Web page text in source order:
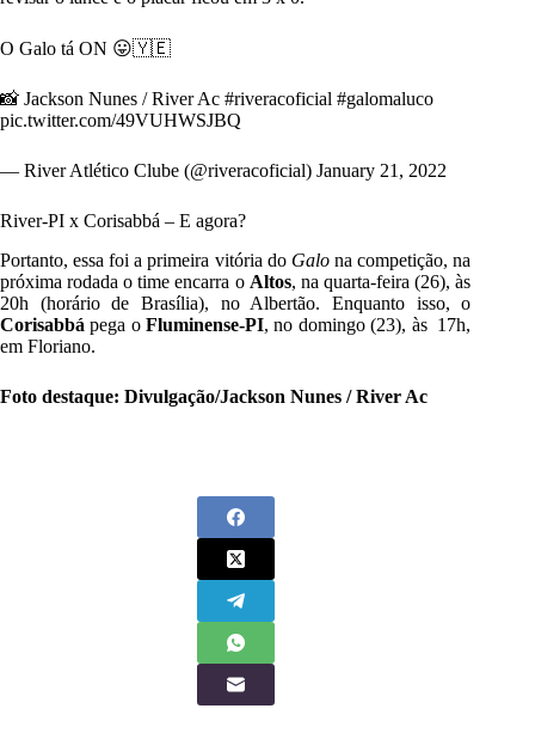
O Galo tá ON 😛🇾🇪
📸 Jackson Nunes / River Ac #riveracoficial #galomaluco
pic.twitter.com/49VUHWSJBQ
— River Atlético Clube (@riveracoficial) January 21, 2022
River-PI x Corisabbá – E agora?
Portanto, essa foi a primeira vitória do Galona competição, na
próxima rodada o time encarra o Altos, na quarta-feira (26), às
20h (horário de Brasília), no Albertão. Enquanto isso, o
Corisabbá pega oFluminense-PI, no domingo (23), às 17h,
em Floriano.
Foto destaque: Divulgação/Jackson Nunes / River Ac